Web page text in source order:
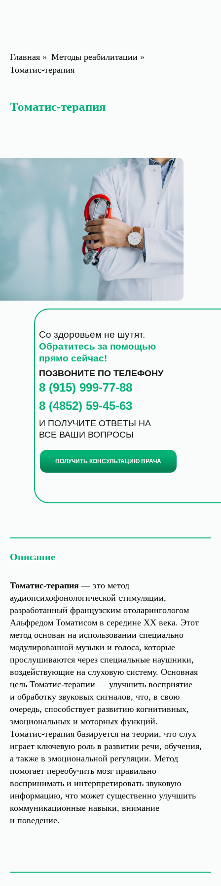
Главная » Методы реабилитации »
Томатис-терапия
Томатис-терапия
Со здоровьем не шутят.
Обратитесь за помощью
прямо сейчас!
ПОЗВОНИТЕ ПО ТЕЛЕФОНУ
И ПОЛУЧИТЕ ОТВЕТЫ НА
ВСЕ ВАШИ ВОПРОСЫ
8 (915) 999-77-88
8 (4852) 59-45-63
ПОЛУЧИТЬ КОНСУЛЬТАЦИЮ ВРАЧА
Описание
Томатис-терапия —это метод
аудиопсихофонологической стимуляции,
разработанный французским отоларингологом
Альфредом Томатисом в середине XX века. Этот
метод основан на использовании специально
модулированной музыки и голоса, которые
прослушиваются через специальные наушники,
воздействующие на слуховую систему. Основная
цель Томатис-терапии — улучшить восприятие
и обработку звуковых сигналов, что, в свою
очередь, способствует развитию когнитивных,
эмоциональных и моторных функций.
Томатис-терапия базируется на теории, что слух
играет ключевую роль в развитии речи, обучения,
а также в эмоциональной регуляции. Метод
помогает переобучить мозг правильно
воспринимать и интерпретировать звуковую
информацию, что может существенно улучшить
коммуникационные навыки, внимание
и поведение.